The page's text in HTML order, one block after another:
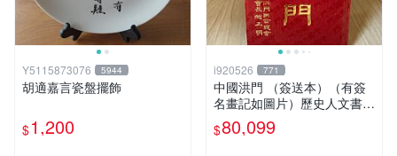
Y5115873076 5944
胡適嘉言瓷盤擺飾
$1,200
i920526 771
中國洪門 （簽送本）（有簽
名畫記如圖片）歷史人文書籍
早期書 中國洪門聯合總會 二
手書
$80,099